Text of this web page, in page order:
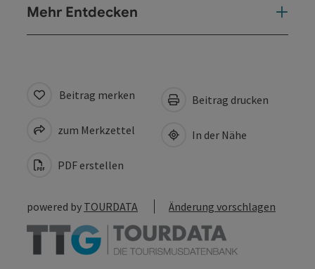
Mehr Entdecken
Beitrag merken
zum Merkzettel
PDF erstellen
Beitrag drucken
In der Nähe
powered by TOURDATA Änderung vorschlagen